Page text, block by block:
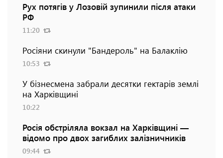
Рух потягів у Лозовій зупинили після атаки
РФ
11:20
Росіяни скинули "Бандероль" на Балаклію
10:53
У бізнесмена забрали десятки гектарів землі
на Харківщині
10:22
Росія обстріляла вокзал на Харківщині —
відомо про двох загиблих залізничників
09:44